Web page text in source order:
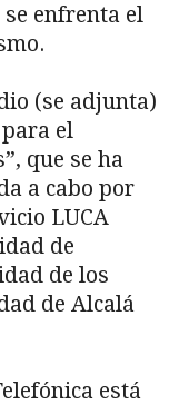
enfrenta el
(se adjunta)
el
que se ha
a cabo por
LUCA
de
de los
de Alcalá
está